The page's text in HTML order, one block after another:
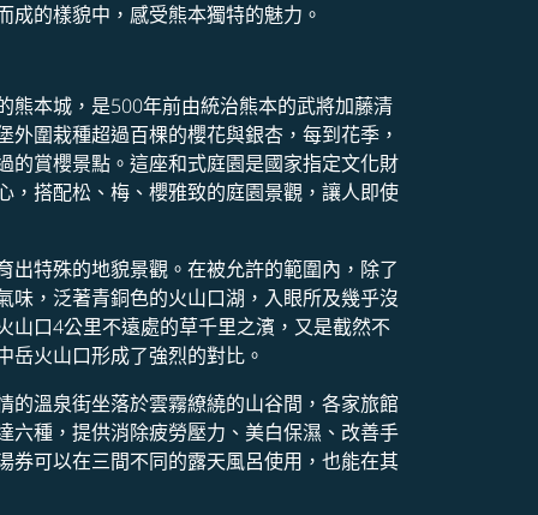
的樣貌中，感受熊本獨特的魅力。
熊本城，是500年前由統治熊本的武將加藤清
圍栽種超過百棵的櫻花與銀杏，每到花季，
的賞櫻景點。這座和式庭園是國家指定文化財
，搭配松、梅、櫻雅致的庭園景觀，讓人即使
特殊的地貌景觀。在被允許的範圍內，除了
，泛著青銅色的火山口湖，入眼所及幾乎沒
山口4公里不遠處的草千里之濱，又是截然不
火山口形成了強烈的對比。
的溫泉街坐落於雲霧繚繞的山谷間，各家旅館
六種，提供消除疲勞壓力、美白保濕、改善手
券可以在三間不同的露天風呂使用，也能在其